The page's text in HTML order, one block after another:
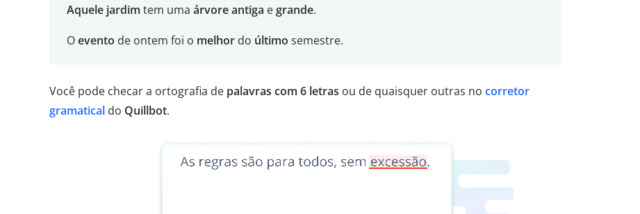
Aquele jardim tem uma árvoreantiga egrande.
Oevento de ontem foi o melhordo último semestre.
Você pode checar a ortografia de palavras com 6 letras ou de quaisquer outras no corretor
gramatical do Quillbot.